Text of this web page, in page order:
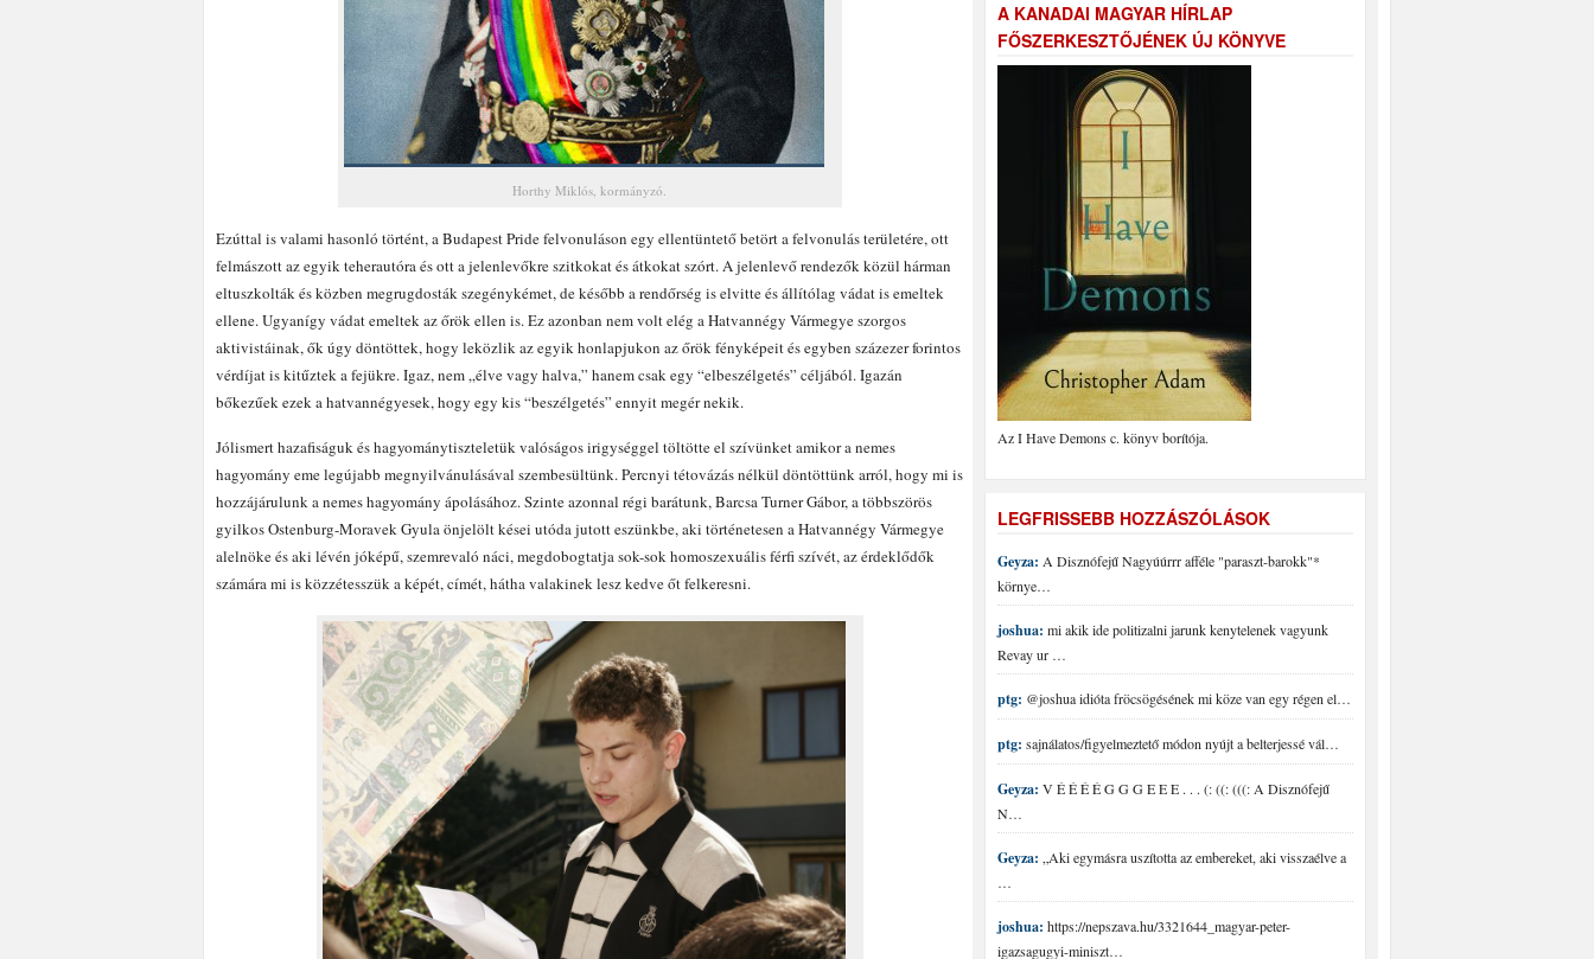
Horthy Miklós, kormányzó.
Ezúttal is valami hasonló történt, a Budapest Pride felvonuláson egy ellentüntető betört a felvonulás területére, ott
felmászott az egyik teherautóra és ott a jelenlevőkre szitkokat és átkokat szórt. A jelenlevő rendezők közül hárman
eltuszkolták és közben megrugdosták szegénykémet, de később a rendőrség is elvitte és állítólag vádat is emeltek
ellene. Ugyanígy vádat emeltek az őrök ellen is. Ez azonban nem volt elég a Hatvannégy Vármegye szorgos
aktivistáinak, ők úgy döntöttek, hogy leközlik az egyik honlapjukon az őrök fényképeit és egyben százezer forintos
vérdíjat is kitűztek a fejükre. Igaz, nem „élve vagy halva,” hanem csak egy “elbeszélgetés” céljából. Igazán
bőkezűek ezek a hatvannégyesek, hogy egy kis “beszélgetés” ennyit megér nekik.
Jólismert hazafiságuk és hagyománytiszteletük valóságos irigységgel töltötte el szívünket amikor a nemes
hagyomány eme legújabb megnyilvánulásával szembesültünk. Percnyi tétovázás nélkül döntöttünk arról, hogy mi is
hozzájárulunk a nemes hagyomány ápolásához. Szinte azonnal régi barátunk, Barcsa Turner Gábor, a többszörös
gyilkos Ostenburg-Moravek Gyula önjelölt kései utóda jutott eszünkbe, aki történetesen a Hatvannégy Vármegye
alelnöke és aki lévén jóképű, szemrevaló náci, megdobogtatja sok-sok homoszexuális férfi szívét, az érdeklődők
számára mi is közzétesszük a képét, címét, hátha valakinek lesz kedve őt felkeresni.
A KANADAI MAGYAR HÍRLAP
FŐSZERKESZTŐJÉNEK ÚJ KÖNYVE
Az I Have Demons c. könyv borítója.
LEGFRISSEBB HOZZÁSZÓLÁSOK
Geyza: A Disznófejű Nagyúúrrr afféle "paraszt-barokk"*
környe…
joshua: mi akik ide politizalni jarunk kenytelenek vagyunk
Revay ur …
ptg: @joshua idióta fröcsögésének mi köze van egy régen el…
ptg: sajnálatos/figyelmeztető módon nyújt a belterjessé vál…
Geyza: V É É É É G G G E E E . . . (: ((: (((: A Disznófejű
N…
Geyza: „Aki egymásra uszította az embereket, aki visszaélve a
…
joshua: https://nepszava.hu/3321644_magyar-peter-
igazsagugyi-miniszt…